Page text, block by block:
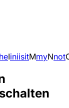
heIiniisitMmyNnot